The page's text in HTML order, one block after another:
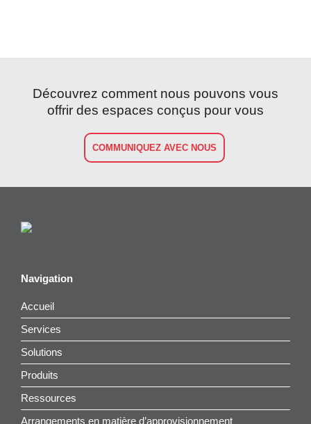
Découvrez comment nous pouvons vous
offrir des espaces conçus pour vous
COMMUNIQUEZ AVEC NOUS
Navigation
Accueil
Services
Solutions
Produits
Ressources
Arrangements en matière d’approvisionnement